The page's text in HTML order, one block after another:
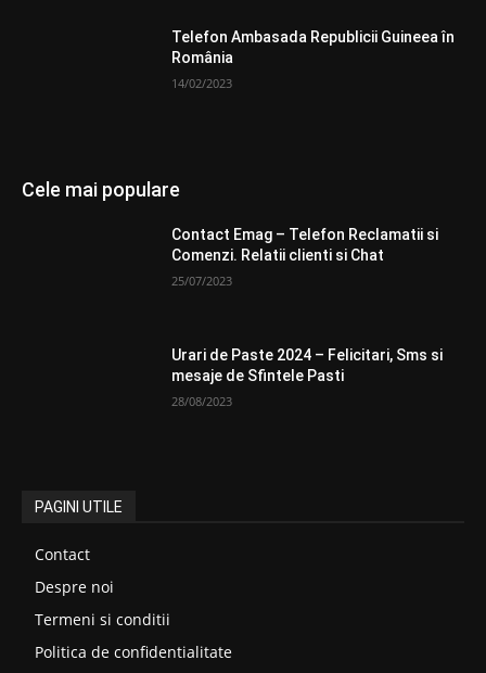
Telefon Ambasada Republicii Guineea în
România
14/02/2023
Cele mai populare
Contact Emag – Telefon Reclamatii si
Comenzi. Relatii clienti si Chat
25/07/2023
Urari de Paste 2024 – Felicitari, Sms si
mesaje de Sfintele Pasti
28/08/2023
PAGINI UTILE
Contact
Despre noi
Termeni si conditii
Politica de confidentialitate